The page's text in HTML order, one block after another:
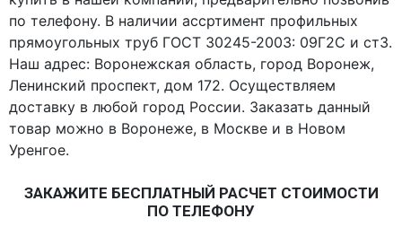
по телефону. В наличии ассртимент профильных
прямоугольных труб ГОСТ 30245-2003: 09Г2С и ст3.
Наш адрес: Воронежская область, город Воронеж,
Ленинский проспект, дом 172. Осуществляем
доставку в любой город России. Заказать данный
товар можно в Воронеже, в Москве и в Новом
Уренгое.
ЗАКАЖИТЕ БЕСПЛАТНЫЙ РАСЧЕТ СТОИМОСТИ
ПО ТЕЛЕФОНУ